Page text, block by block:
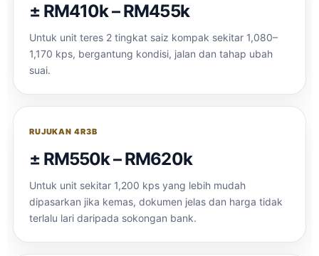
± RM410k – RM455k
Untuk unit teres 2 tingkat saiz kompak sekitar 1,080–
1,170 kps, bergantung kondisi, jalan dan tahap ubah
suai.
RUJUKAN 4R3B
± RM550k – RM620k
Untuk unit sekitar 1,200 kps yang lebih mudah
dipasarkan jika kemas, dokumen jelas dan harga tidak
terlalu lari daripada sokongan bank.